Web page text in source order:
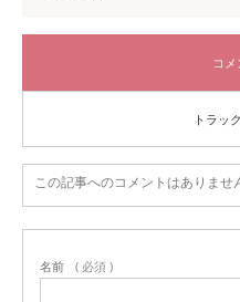
コメ
トラッ
この記事へのコメントはありませ
名前 ( 必須 )